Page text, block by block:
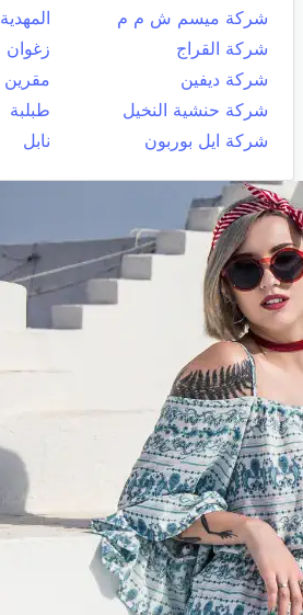
شركة ميسم ش م م
المهدية
شركة القراج
زغوان
شركة ديفين
مقرين
شركة حنشية النخيل
طبلبة
شركة ايل بوربون
نابل